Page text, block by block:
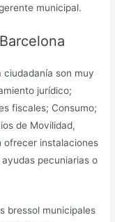
municipal.
ciudadanía son muy
jurídico;
fiscales; Consumo;
de Movilidad,
ofrecer instalaciones
pecuniarias o
bressol municipales